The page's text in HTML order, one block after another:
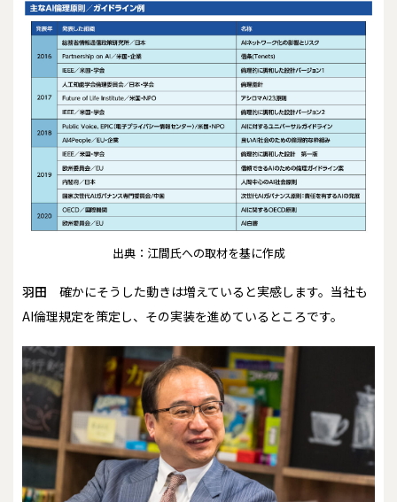
出典：江間氏への取材を基に作成
羽田 確かにそうした動きは増えていると実感します。当社も
AI倫理規定を策定し、その実装を進めているところです。